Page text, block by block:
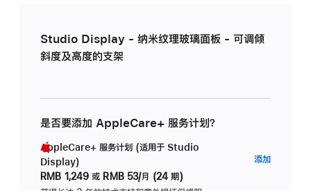
Studio Display - 纳米纹理玻璃面板 - 可调倾
斜度及高度的支架
是否要添加 AppleCare+ 服务计划？
AppleCare+ 服务计划 (适用于 Studio
Display)
RMB 1,249 或 RMB 53/月 (24 期)
添加